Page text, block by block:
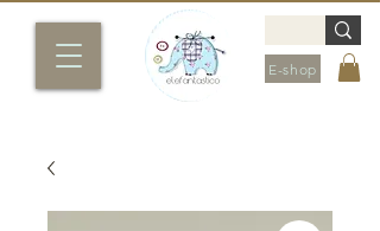
E-shop